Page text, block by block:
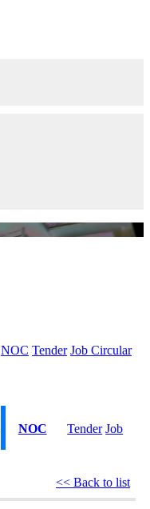
NOC Tender Job Circular
NOC Tender Job
<< Back to list